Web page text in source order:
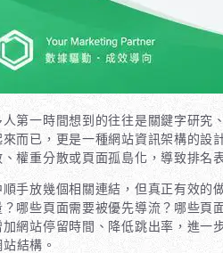
第一時間想到的往往是關鍵字研
而已，更是一種網站資訊架構的
權重分散或頁面孤島化，導致排名
手放幾個相關連結，但真正有效
哪些頁面需要被優先導流？哪些頁
網站停留時間、降低跳出率，進
結構。